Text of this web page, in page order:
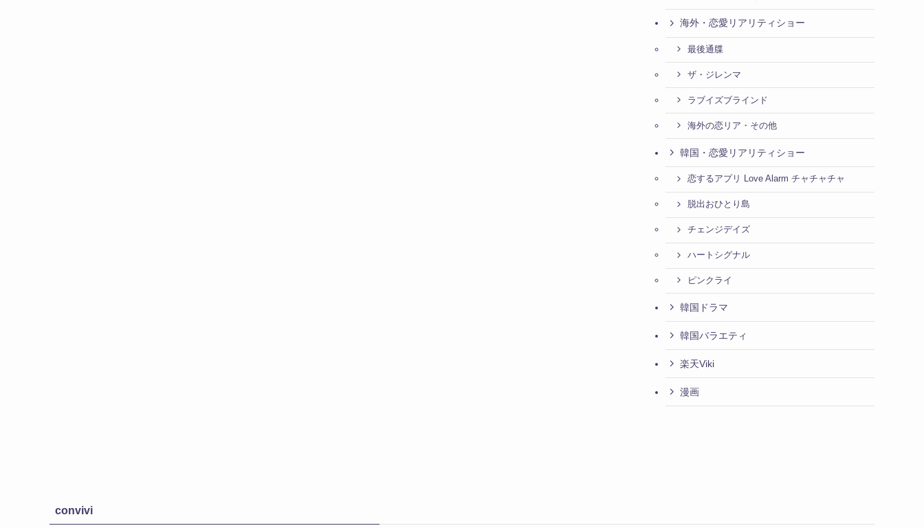
海外・恋愛リアリティショー
最後通牒
ザ・ジレンマ
ラブイズブラインド
海外の恋リア・その他
韓国・恋愛リアリティショー
恋するアプリ Love Alarm チャチャチャ
脱出おひとり島
チェンジデイズ
ハートシグナル
ピンクライ
韓国ドラマ
韓国バラエティ
楽天Viki
漫画
convivi